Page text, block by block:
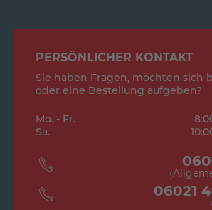
PERSÖNLICHER KONTAKT
Sie haben Fragen, möchten sich
oder eine Bestellung aufgeben?
Mo. - Fr.
Sa.
06021